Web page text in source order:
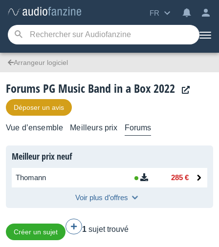
FR
Arrangeur logiciel
Forums PG Music Band in a Box 2022
Déposer un avis
Vue d’ensemble Meilleurs prix Forums
Meilleur prix neuf
Thomann 285 €
Voir plus d’offres
Créer un sujet 1 sujet trouvé